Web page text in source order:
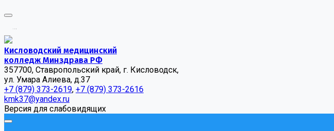
...
Кисловодский медицинский
колледж Минздрава РФ
357700, Ставропольский край, г. Кисловодск,
ул. Умара Алиева, д.37
+7 (879) 373-2619, +7 (879) 373-2616
kmk37@yandex.ru
Версия для слабовидящих